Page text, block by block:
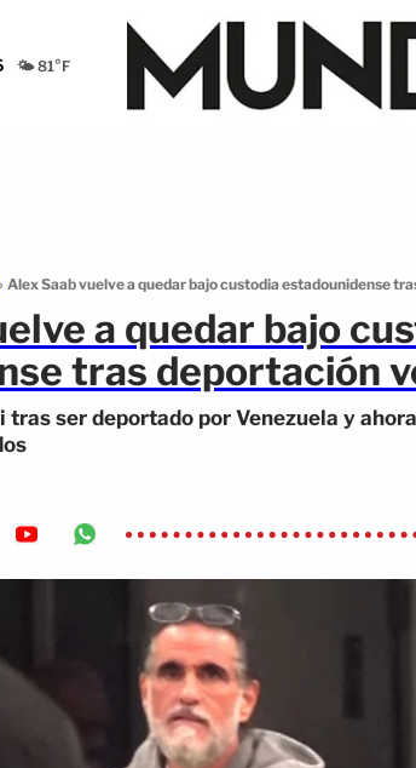
🌤️ 81°F
Alex Saab vuelve a quedar bajo custodia estadounidense
a quedar bajo
tras deportación
tras ser deportado por Venezuela y